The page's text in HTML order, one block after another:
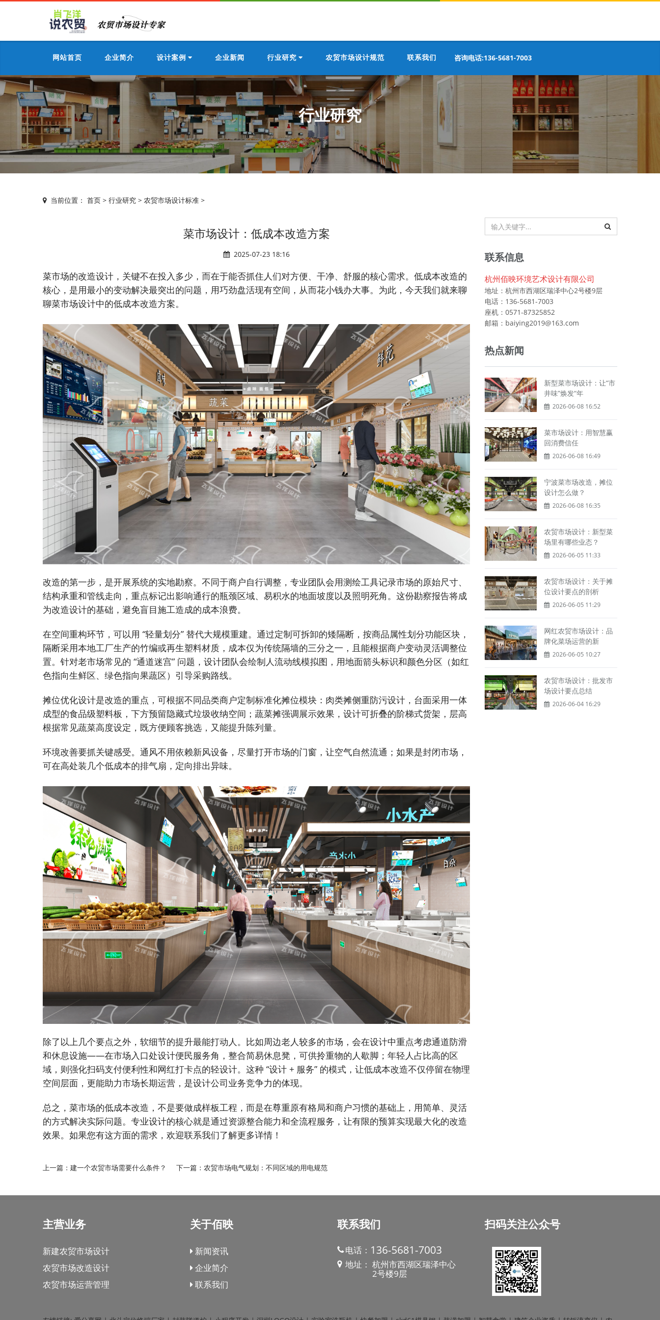
网站首页 企业简介 设计案例 企业新闻 行业研究 农贸市场设计规范 联系我们 咨询电话:136-5681-7003
行业研究
当前位置： 首页 > 行业研究 > 农贸市场设计标准 >
菜市场设计：低成本改造方案
2025-07-23 18:16
菜市场的改造设计 ，关键不在投入多少，而在于能否抓住人们对方便、干净、舒服的核心需求。低成本改造的
核心，是用最小的变动解决最突出的问题，用巧劲盘活现有空间，从而花小钱办大事。为此，今天我们就来聊
聊菜市场设计中的低成本改造方案。
改造的第一步，是开展系统的实地勘察。不同于商户自行调整，专业团队会用测绘工具记录市场的原始尺寸、
结构承重和管线走向，重点标记出影响通行的瓶颈区域、易积水的地面坡度以及照明死角。这份勘察报告将成
为改造设计的基础，避免盲目施工造成的成本浪费。
在空间重构环节，可以用 “轻量划分” 替代大规模重建。通过定制可拆卸的矮隔断，按商品属性划分功能区块，
隔断采用本地工厂生产的竹编或再生塑料材质，成本仅为传统隔墙的三分之一，且能根据商户变动灵活调整位
置。针对老市场常见的 “通道迷宫” 问题，设计团队会绘制人流动线模拟图，用地面箭头标识和颜色分区（如红
色指向生鲜区、绿色指向果蔬区）引导采购路线。
摊位优化设计是改造的重点，可根据不同品类商户定制标准化摊位模块：肉类摊侧重防污设计，台面采用一体
成型的食品级塑料板，下方预留隐藏式垃圾收纳空间；蔬菜摊强调展示效果，设计可折叠的阶梯式货架，层高
根据常见蔬菜高度设定，既方便顾客挑选，又能提升陈列量。
环境改善要抓关键感受。通风不用依赖新风设备，尽量打开市场的门窗，让空气自然流通；如果是封闭市场，
可在高处装几个低成本的排气扇，定向排出异味。
除了以上几个要点之外，软细节的提升最能打动人。比如周边老人较多的市场，会在设计中重点考虑通道防滑
和休息设施——在市场入口处设计便民服务角，整合简易休息凳，可供拎重物的人歇脚；年轻人占比高的区
域，则强化扫码支付便利性和网红打卡点的轻设计。这种 “设计 + 服务” 的模式，让低成本改造不仅停留在物理
空间层面，更能助力市场长期运营，是设计公司业务竞争力的体现。
总之，菜市场的低成本改造，不是要做成样板工程，而是在尊重原有格局和商户习惯的基础上，用简单、灵活
的方式解决实际问题。专业设计的核心就是通过资源整合能力和全流程服务，让有限的预算实现最大化的改造
效果。如果您有这方面的需求，欢迎联系我们了解更多详情！
上一篇： 建一个农贸市场需要什么条件？ 下一篇： 农贸市场电气规划：不同区域的用电规范
联系信息
杭州佰映环境艺术设计有限公司
地址：杭州市西湖区瑞泽中心2号楼9层
电话：136-5681-7003
座机：0571-87325852
邮箱：baiying2019@163.com
热点新闻
新型菜市场设计：让“市
井味”焕发“年
2026-06-08 16:52
菜市场设计：用智慧赢
回消费信任
2026-06-08 16:49
宁波菜市场改造，摊位
设计怎么做？
2026-06-08 16:35
农贸市场设计：新型菜
场里有哪些业态？
2026-06-05 11:33
农贸市场设计：关于摊
位设计要点的剖析
2026-06-05 11:29
网红农贸市场设计：品
牌化菜场运营的新
2026-06-05 10:27
农贸市场设计：批发市
场设计要点总结
2026-06-04 16:29
主营业务
新建农贸市场设计
农贸市场改造设计
农贸市场运营管理
关于佰映
新闻资讯
企业简介
联系我们
联系我们
电话： 136-5681-7003
地址： 杭州市西湖区瑞泽中心
2号楼9层
扫码关注公众号